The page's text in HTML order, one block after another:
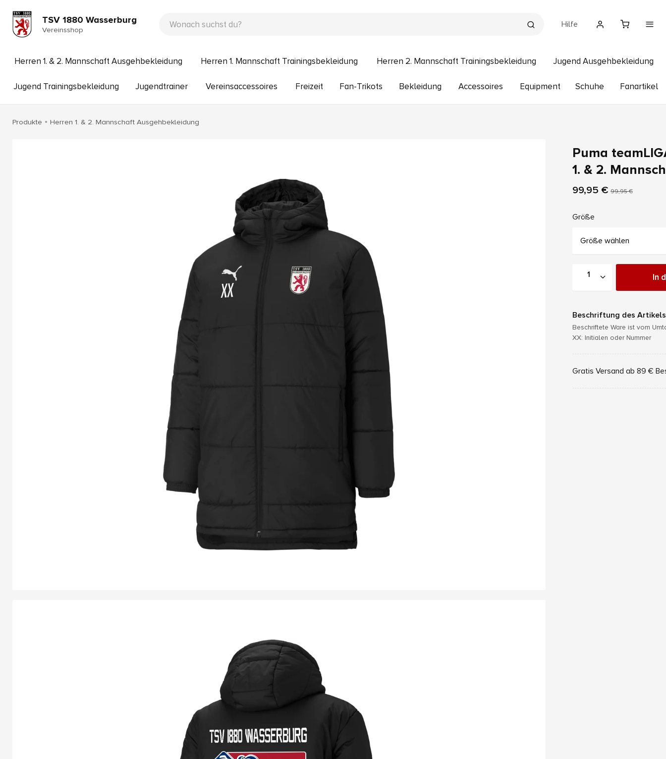
TSV 1880 Wasserburg
Vereinsshop
Hilfe
Herren 1. & 2. Mannschaft Ausgehbekleidung Herren 1. Mannschaft Trainingsbekleidung Herren 2. Mannschaft Trainingsbekleidung Jugend Ausgehbekleidung
Jugend Trainingsbekleidung Jugendtrainer Vereinsaccessoires Freizeit Fan-Trikots Bekleidung Accessoires Equipment Schuhe Fanartikel
Produkte Herren 1. & 2. Mannschaft Ausgehbekleidung
Puma
1. & 2.
99,95 € 99,95 €
Größe
Größe wählen
In
Beschriftung des Artikels
Beschriftete Ware ist vom
XX: Initialen oder Nummer
Gratis Versand ab 89 €